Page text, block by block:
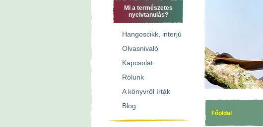
Mi a természetes
nyelvtanulás?
Hangoscikk, interjú
Olvasnivaló
Kapcsolat
Rólunk
A könyvről írták
Blog
Főoldal